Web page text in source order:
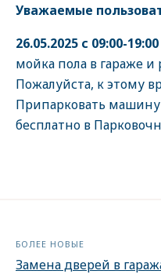
Уважаемые
26.05.2025 с 09:00-19:00
мойка пола в гараже
Пожалуйста, к этому
Припарковать
бесплатно в
БОЛЕЕ НОВЫЕ
Замена дверей в